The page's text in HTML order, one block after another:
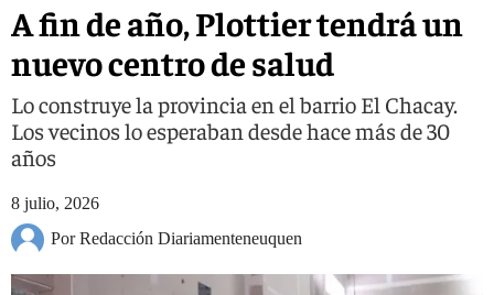
A fin de año, Plottier tendrá un
nuevo centro de salud
Lo construye la provincia en el barrio El Chacay.
Los vecinos lo esperaban desde hace más de 30
años
8 julio, 2026
Por Redacción Diariamenteneuquen